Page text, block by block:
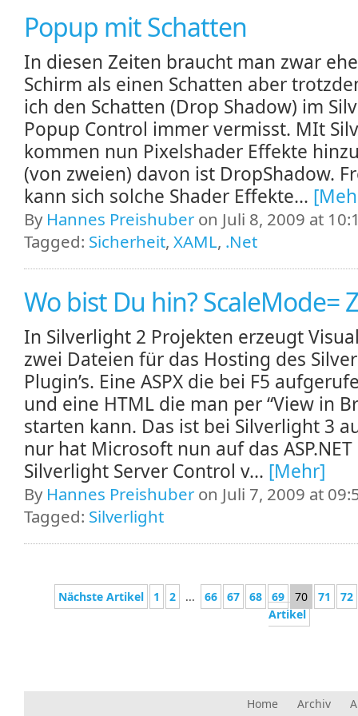
Popup mit Schatten
In diesen Zeiten braucht man zwar
Schirm als einen Schatten aber
ich den Schatten (Drop Shadow) im
Popup Control immer vermisst. MIt
kommen nun Pixelshader Effekte
(von zweien) davon ist DropShadow.
kann sich solche Shader Effekte...
By Hannes Preishuber on Juli 8, 2009 at
Tagged: Sicherheit, XAML, .Net
Wo bist Du hin? ScaleMode=
In Silverlight 2 Projekten erzeugt
zwei Dateien für das Hosting des
Plugin’s. Eine ASPX die bei F5
und eine HTML die man per “View in
starten kann. Das ist bei Silverlight 3
nur hat Microsoft nun auf das ASP.NET
Silverlight Server Control v... [Mehr]
By Hannes Preishuber on Juli 7, 2009 at
Tagged: Silverlight
Nächste Artikel 1 2 ... 66 67 68 69 70 71
72
Artikel
Home Archiv